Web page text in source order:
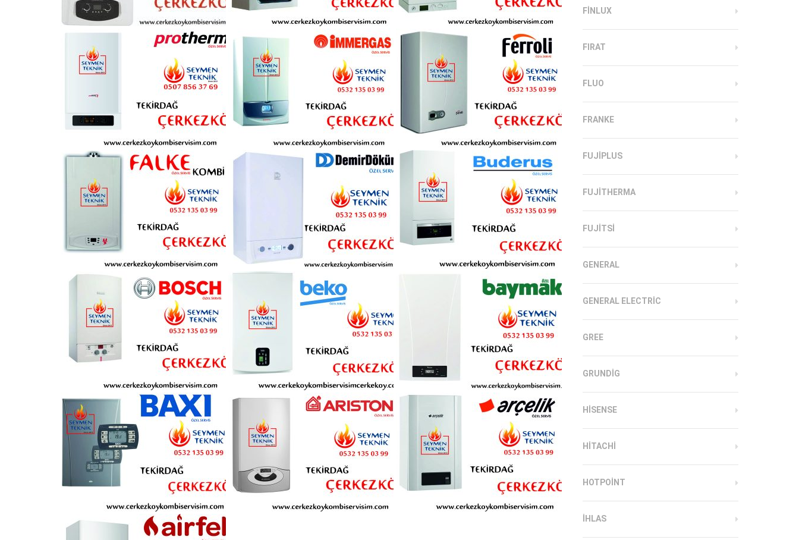
FINLUX
FIRAT
FLUO
FRANKE
FUJIPLUS
FUJITHERMA
FUJITSI
GENERAL
GENERAL ELECTRIC
GREE
GRUNDIG
HISENSE
HITACHI
HOTPOINT
IHLAS